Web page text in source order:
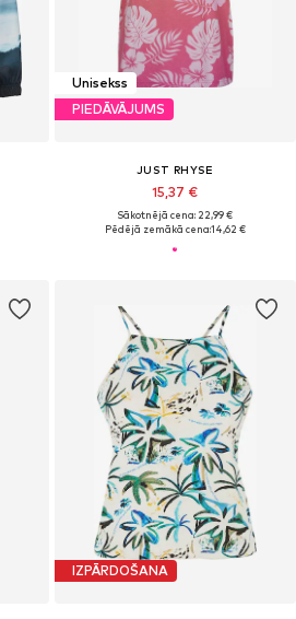
Unisekss
PIEDĀVĀJUMS
JUST RHYSE
15,37 €
Sākotnējā cena: 22,99 €
Pēdējā zemākā cena:14,62 €
IZPĀRDOŠANA